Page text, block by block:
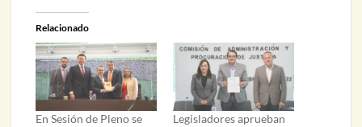
Relacionado
En Sesión de Pleno se
Legisladores aprueban